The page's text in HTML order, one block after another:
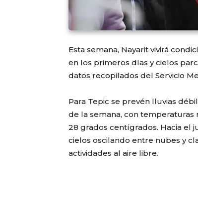
Esta semana, Nayarit vivirá
en los primeros días y cielos
datos recopilados del Servicio
Para Tepic se prevén lluvias
de la semana, con temperaturas
28 grados centígrados. Hacia el
cielos oscilando entre nubes y
actividades al aire libre.